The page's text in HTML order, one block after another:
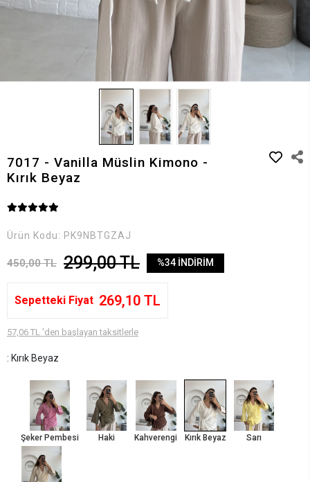
7017 - Vanilla Müslin Kimono -
Kırık Beyaz
Ürün Kodu: PK9NBTGZAJ
450,00 TL 299,00 TL %34 İNDİRİM
Sepetteki Fiyat 269,10 TL
57,06 TL 'den başlayan taksitlerle
: Kırık Beyaz
Şeker Pembesi Haki Kahverengi Kırık Beyaz Sarı